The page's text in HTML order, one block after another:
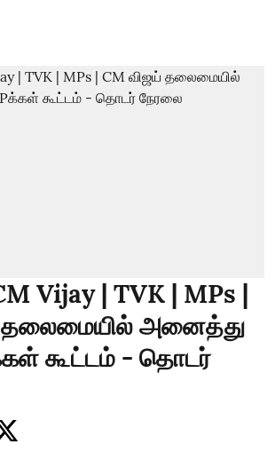
Vijay | TVK | MPs |
தலைமையில் அனைத்து
கூட்டம் - தொடர்